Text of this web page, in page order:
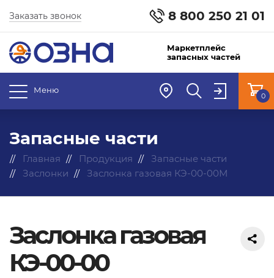
8 800 250 21 01
Заказать звонок
Маркетплейс
запасных частей
Меню
0
Запасные части
Главная Продукция
Запасные части
Заслонки
Заслонка газовая КЭ-00-00М
Заслонка газовая
КЭ-00-00